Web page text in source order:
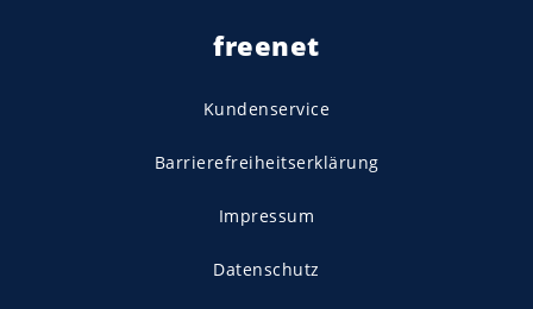
freenet
Kundenservice
Barrierefreiheitserklärung
Impressum
Datenschutz